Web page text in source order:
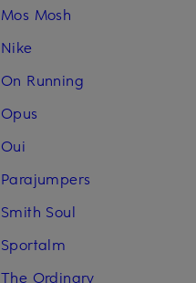
Mos Mosh
Nike
On Running
Opus
Oui
Parajumpers
Smith Soul
Sportalm
The Ordinary